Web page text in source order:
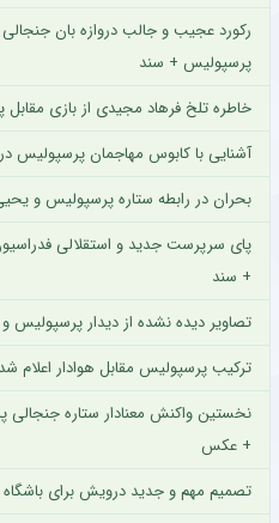
رکورد عجیب و جالب دروازه بان جنجالی
پرسپولیس + سند
خاطره تلخ فرهاد مجیدی از بازی مقابل
آشنایی با کابوس مهاجمان پرسپولیس
بحران در رابطه ستاره پرسپولیس و
پای سرپرست جدید و استقلالی
+ سند
تصاویر دیده نشده از دیدار پرسپولیس
ترکیب پرسپولیس مقابل هوادار
نخستین واکنش معنادار ستاره
+ عکس
تصمیم مهم و جدید درویش برای